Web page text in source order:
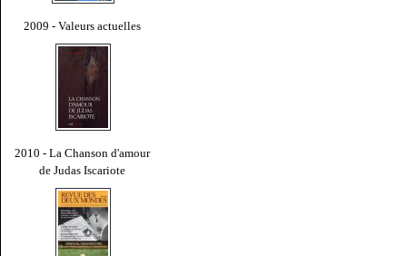
2009 - Valeurs actuelles
2010 - La Chanson d'amour
de Judas Iscariote